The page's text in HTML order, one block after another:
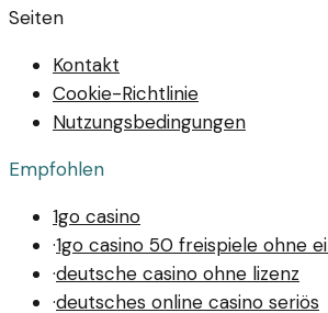
Seiten
Kontakt
Cookie-Richtlinie
Nutzungsbedingungen
Empfohlen
1go casino
·1go casino 50 freispiele ohne
·deutsche casino ohne lizenz
·deutsches online casino seriös